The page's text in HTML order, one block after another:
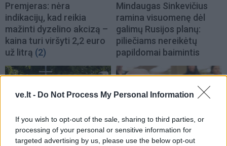
ve.lt - Do Not Process My Personal Information
If you wish to opt-out of the sale, sharing to third parties, or
processing of your personal or sensitive information for
targeted advertising by us, please use the below opt-out
Premjeras: nėra
indikacijų, kad reikia
mažinti dyzelino akcizą –
kaina turi viršyti 2,2 euro
už litrą (2)
Mindaugas Sinkevičius
ramina visuomenę dėl
galimų Rusijos planų:
piliečiams nereikėtų
papildomai baimintis
Lietuva Lietuva